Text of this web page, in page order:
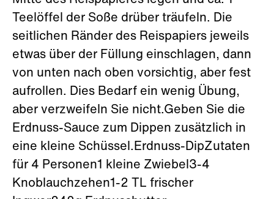
Teelöffel der Soße drüber träufeln. Die
seitlichen Ränder des Reispapiers jeweils
etwas über der Füllung einschlagen, dann
von unten nach oben vorsichtig, aber fest
aufrollen. Dies Bedarf ein wenig Übung,
aber verzweifeln Sie nicht.Geben Sie die
Erdnuss-Sauce zum Dippen zusätzlich in
eine kleine Schüssel.Erdnuss-DipZutaten
für 4 Personen1 kleine Zwiebel3-4
Knoblauchzehen1-2 TL frischer